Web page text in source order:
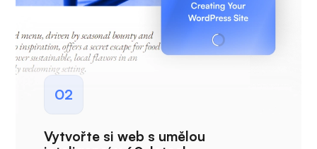
02
Vytvořte si web s umělou